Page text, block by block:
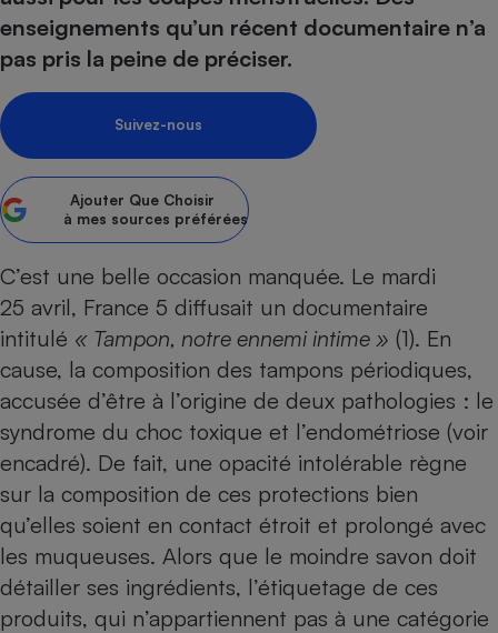
enseignements qu’un récent documentaire n’a
pas pris la peine de préciser.
Suivez-nous
Ajouter Que Choisir
à mes sources préférées
C’est une belle occasion manquée. Le mardi
25 avril, France 5 diffusait un documentaire
intitulé « Tampon, notre ennemi intime » (1). En
cause, la composition des tampons périodiques,
accusée d’être à l’origine de deux pathologies : le
syndrome du choc toxique et l’endométriose (voir
encadré). De fait, une opacité intolérable règne
sur la composition de ces protections bien
qu’elles soient en contact étroit et prolongé avec
les muqueuses. Alors que le moindre savon doit
détailler ses ingrédients, l’étiquetage de ces
produits, qui n’appartiennent pas à une catégorie
Assurance emprunteur
Petit électroménager -
Lave-linge
Plaque de cuisson à
induction
Téléviseur
Smartphone
Radiateur électrique
Antimoustique